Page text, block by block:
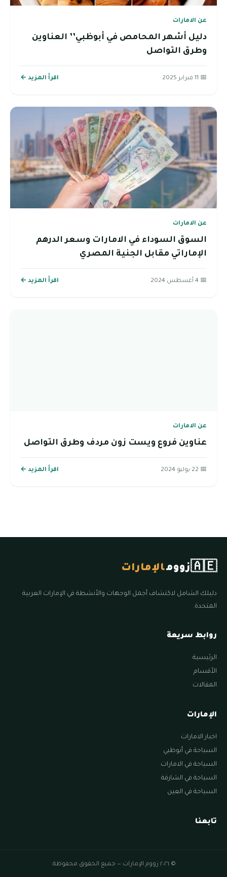
عن الامارات
دليل أشهر المحامص في أبوظبي’’ العناوين
وطرق التواصل
📅 11 فبراير 2025 اقرأ المزيد ←
عن الامارات
السوق السوداء في الامارات وسعر الدرهم
الإماراتي مقابل الجنية المصري
📅 4 أغسطس 2024 اقرأ المزيد ←
عن الامارات
عناوين فروع ويست زون مردف وطرق التواصل
📅 22 يوليو 2024 اقرأ المزيد ←
🇦🇪زوومالإمارات
دليلك الشامل لاكتشاف أجمل الوجهات والأنشطة في الإمارات العربية
المتحدة.
روابط سريعة
الرئيسية
الأقسام
المقالات
الإمارات
اخبار الامارات
السياحة في أبوظبي
السياحة في الامارات
السياحة في الشارقة
السياحة في العين
تابعنا
© ٢٠٢٦ زووم الإمارات — جميع الحقوق محفوظة.